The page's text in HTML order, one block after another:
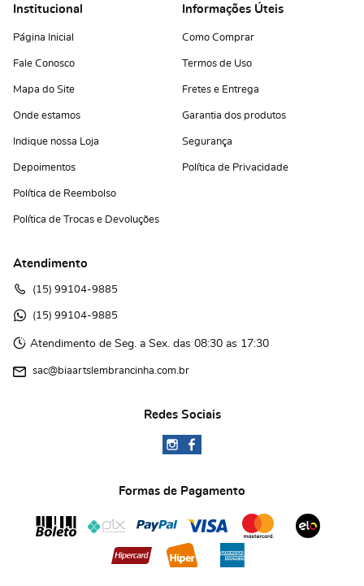
Institucional
Página Inicial
Fale Conosco
Mapa do Site
Onde estamos
Indique nossa Loja
Depoimentos
Política de Reembolso
Política de Trocas e Devoluções
Informações Úteis
Como Comprar
Termos de Uso
Fretes e Entrega
Garantia dos produtos
Segurança
Política de Privacidade
Atendimento
(15) 99104-9885
(15) 99104-9885
Atendimento de Seg. a Sex. das 08:30 as 17:30
sac@biaartslembrancinha.com.br
Redes Sociais
Formas de Pagamento